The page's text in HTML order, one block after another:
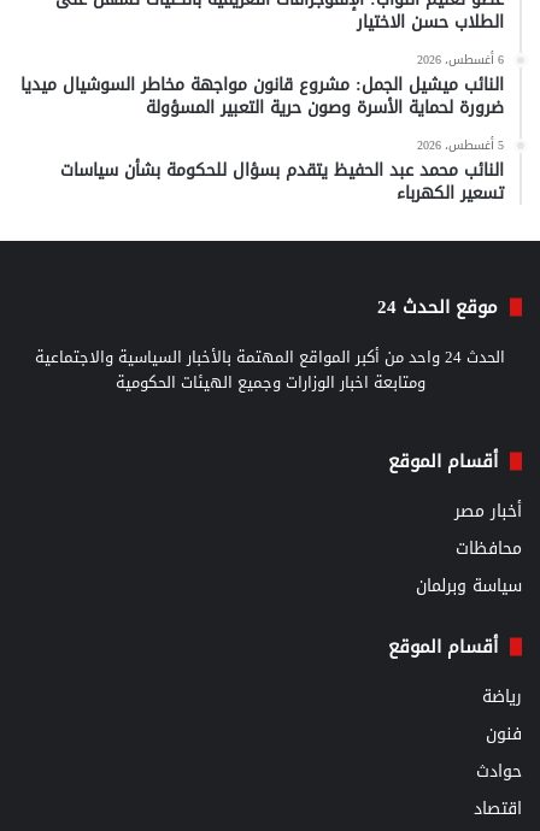
الطلاب حسن الاختيار
6 أغسطس، 2026
النائب ميشيل الجمل: مشروع قانون مواجهة مخاطر السوشيال ميديا
ضرورة لحماية الأسرة وصون حرية التعبير المسؤولة
5 أغسطس، 2026
النائب محمد عبد الحفيظ يتقدم بسؤال للحكومة بشأن سياسات
تسعير الكهرباء
موقع الحدث 24
الحدث 24 واحد من أكبر المواقع المهتمة بالأخبار السياسية والاجتماعية
ومتابعة اخبار الوزارات وجميع الهيئات الحكومية
أقسام الموقع
أخبار مصر
محافظات
سياسة وبرلمان
أقسام الموقع
رياضة
فنون
حوادث
اقتصاد